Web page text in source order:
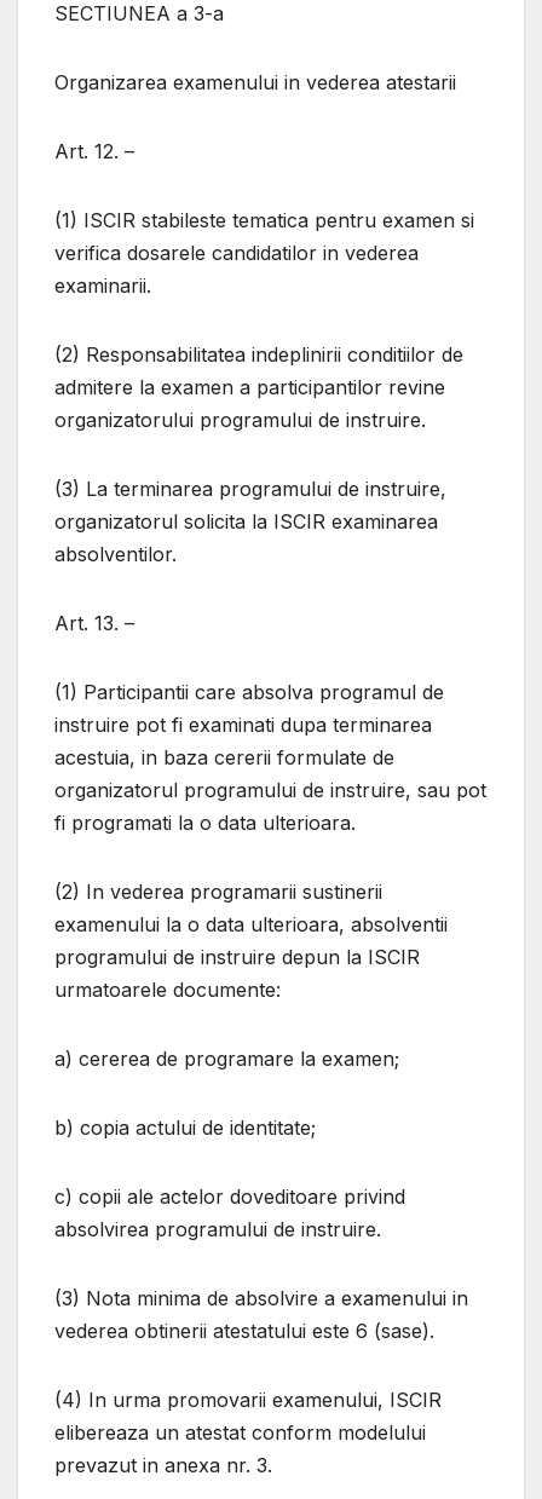
SECTIUNEA a 3-a
Organizarea examenului in vederea atestarii
Art. 12. –
(1) ISCIR stabileste tematica pentru examen si
verifica dosarele candidatilor in vederea
examinarii.
(2) Responsabilitatea indeplinirii conditiilor de
admitere la examen a participantilor revine
organizatorului programului de instruire.
(3) La terminarea programului de instruire,
organizatorul solicita la ISCIR examinarea
absolventilor.
Art. 13. –
(1) Participantii care absolva programul de
instruire pot fi examinati dupa terminarea
acestuia, in baza cererii formulate de
organizatorul programului de instruire, sau pot
fi programati la o data ulterioara.
(2) In vederea programarii sustinerii
examenului la o data ulterioara, absolventii
programului de instruire depun la ISCIR
urmatoarele documente:
a) cererea de programare la examen;
b) copia actului de identitate;
c) copii ale actelor doveditoare privind
absolvirea programului de instruire.
(3) Nota minima de absolvire a examenului in
vederea obtinerii atestatului este 6 (sase).
(4) In urma promovarii examenului, ISCIR
elibereaza un atestat conform modelului
prevazut in anexa nr. 3.